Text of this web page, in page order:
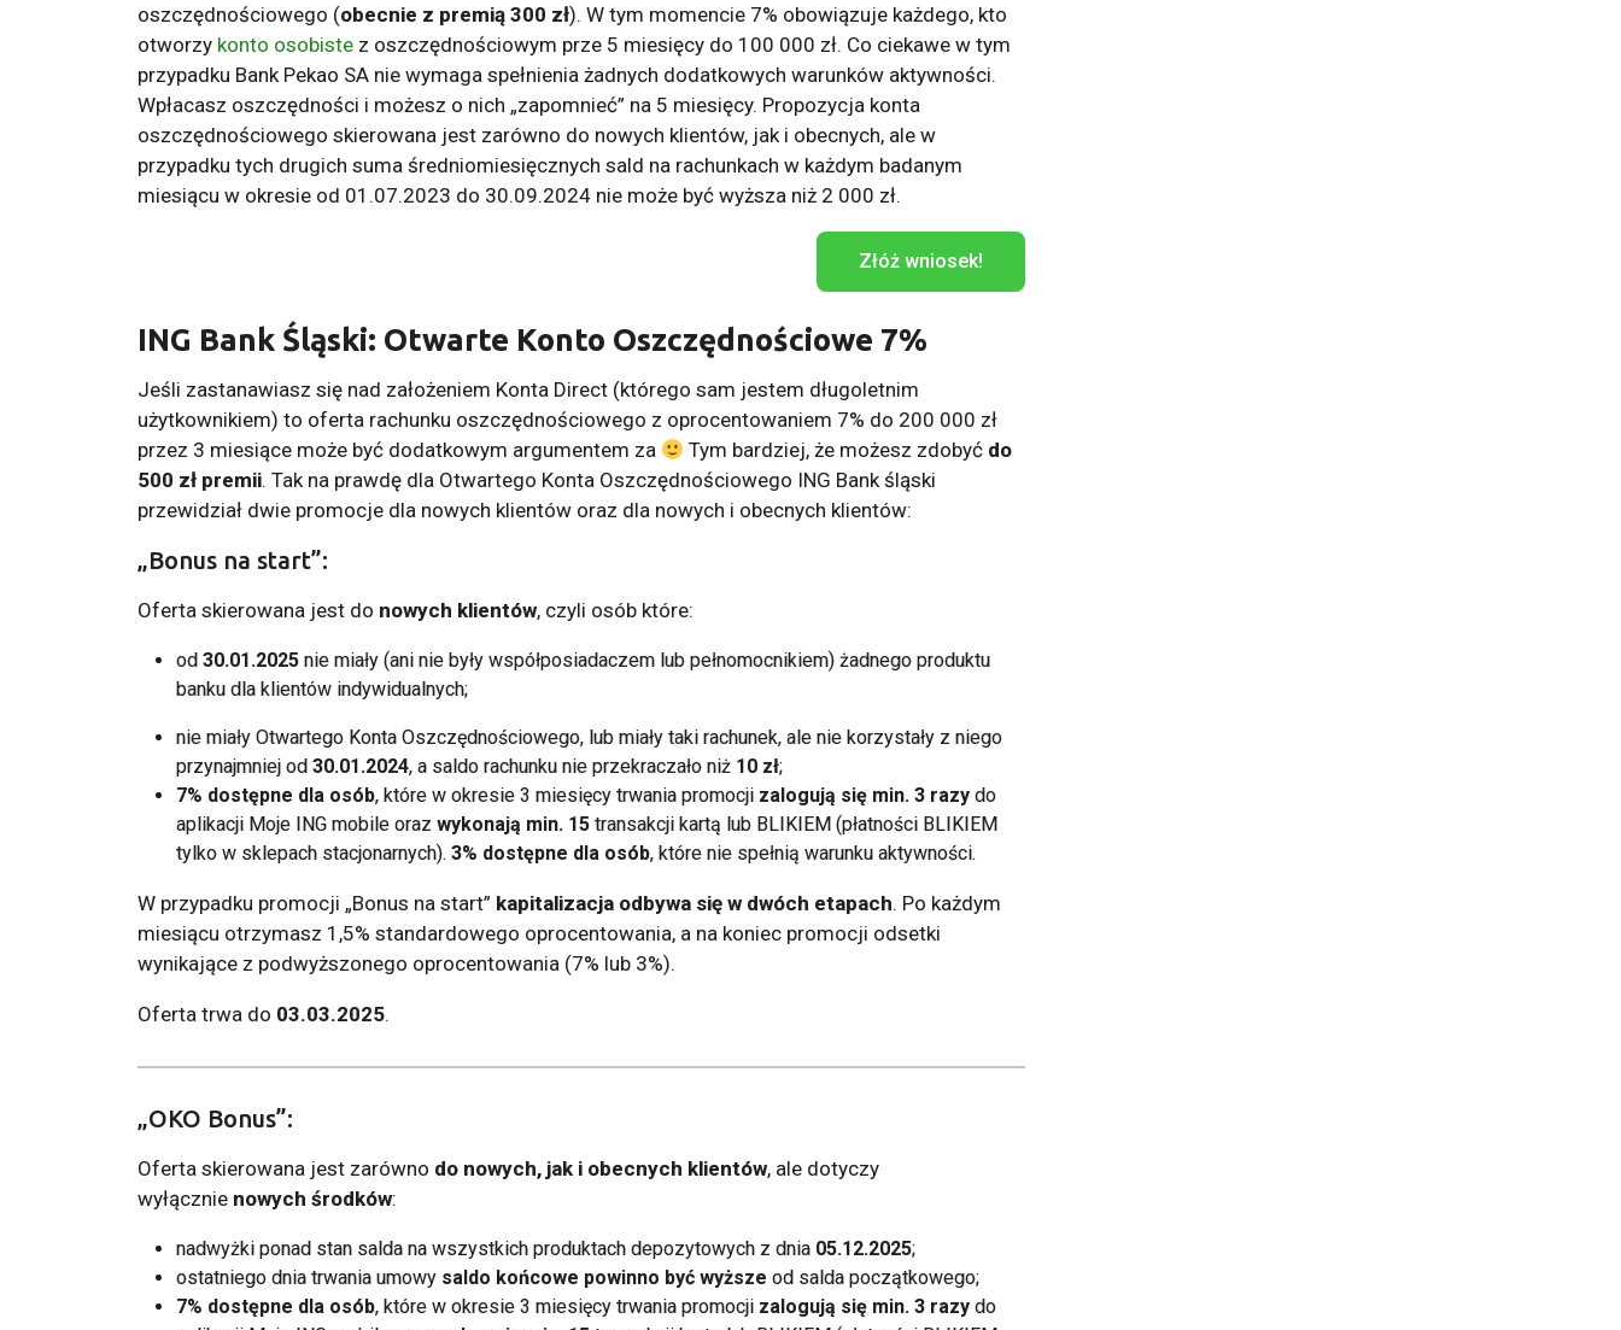
oszczędnościowego (obecnie z premią 300 zł). W tym momencie 7% obowiązuje każdego, kto
otworzy konto osobiste z oszczędnościowym prze 5 miesięcy do 100 000 zł. Co ciekawe w tym
przypadku Bank Pekao SA nie wymaga spełnienia żadnych dodatkowych warunków aktywności.
Wpłacasz oszczędności i możesz o nich „zapomnieć” na 5 miesięcy. Propozycja konta
oszczędnościowego skierowana jest zarówno do nowych klientów, jak i obecnych, ale w
przypadku tych drugich suma średniomiesięcznych sald na rachunkach w każdym badanym
miesiącu w okresie od 01.07.2023 do 30.09.2024 nie może być wyższa niż 2 000 zł.
Złóż wniosek!
ING Bank Śląski: Otwarte Konto Oszczędnościowe 7%
Jeśli zastanawiasz się nad założeniem Konta Direct (którego sam jestem długoletnim
użytkownikiem) to oferta rachunku oszczędnościowego z oprocentowaniem 7% do 200 000 zł
przez 3 miesiące może być dodatkowym argumentem za
Tym bardziej, że możesz zdobyć do
500 zł premii. Tak na prawdę dla Otwartego Konta Oszczędnościowego ING Bank śląski
przewidział dwie promocje dla nowych klientów oraz dla nowych i obecnych klientów:
„Bonus na start”:
Oferta skierowana jest do nowych klientów, czyli osób które:
od 30.01.2025 nie miały (ani nie były współposiadaczem lub pełnomocnikiem) żadnego produktu
banku dla klientów indywidualnych;
nie miały Otwartego Konta Oszczędnościowego, lub miały taki rachunek, ale nie korzystały z niego
przynajmniej od 30.01.2024, a saldo rachunku nie przekraczało niż 10 zł;
7% dostępne dla osób, które w okresie 3 miesięcy trwania promocji zalogują się min. 3 razy do
aplikacji Moje ING mobile oraz wykonają min. 15 transakcji kartą lub BLIKIEM (płatności BLIKIEM
tylko w sklepach stacjonarnych). 3% dostępne dla osób, które nie spełnią warunku aktywności.
W przypadku promocji „Bonus na start” kapitalizacja odbywa się w dwóch etapach. Po każdym
miesiącu otrzymasz 1,5% standardowego oprocentowania, a na koniec promocji odsetki
wynikające z podwyższonego oprocentowania (7% lub 3%).
Oferta trwa do 03.03.2025.
„OKO Bonus”:
Oferta skierowana jest zarówno do nowych, jak i obecnych klientów, ale dotyczy
wyłącznie nowych środków:
nadwyżki ponad stan salda na wszystkich produktach depozytowych z dnia 05.12.2025;
ostatniego dnia trwania umowy saldo końcowe powinno być wyższe od salda początkowego;
7% dostępne dla osób, które w okresie 3 miesięcy trwania promocji zalogują się min. 3 razy do